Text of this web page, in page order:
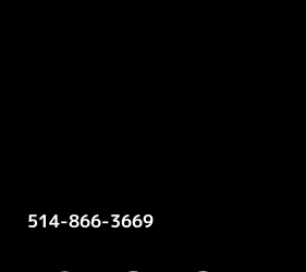
514-866-3669